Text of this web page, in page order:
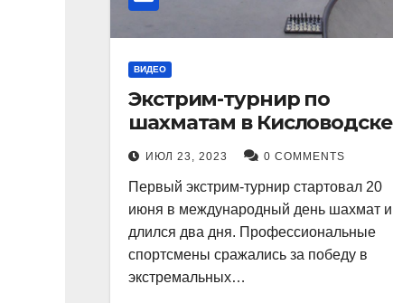
ВИДЕО
Экстрим-турнир по
шахматам в Кисловодске
ИЮЛ 23, 2023 0 COMMENTS
Первый экстрим-турнир стартовал 20
июня в международный день шахмат и
длился два дня. Профессиональные
спортсмены сражались за победу в
экстремальных…